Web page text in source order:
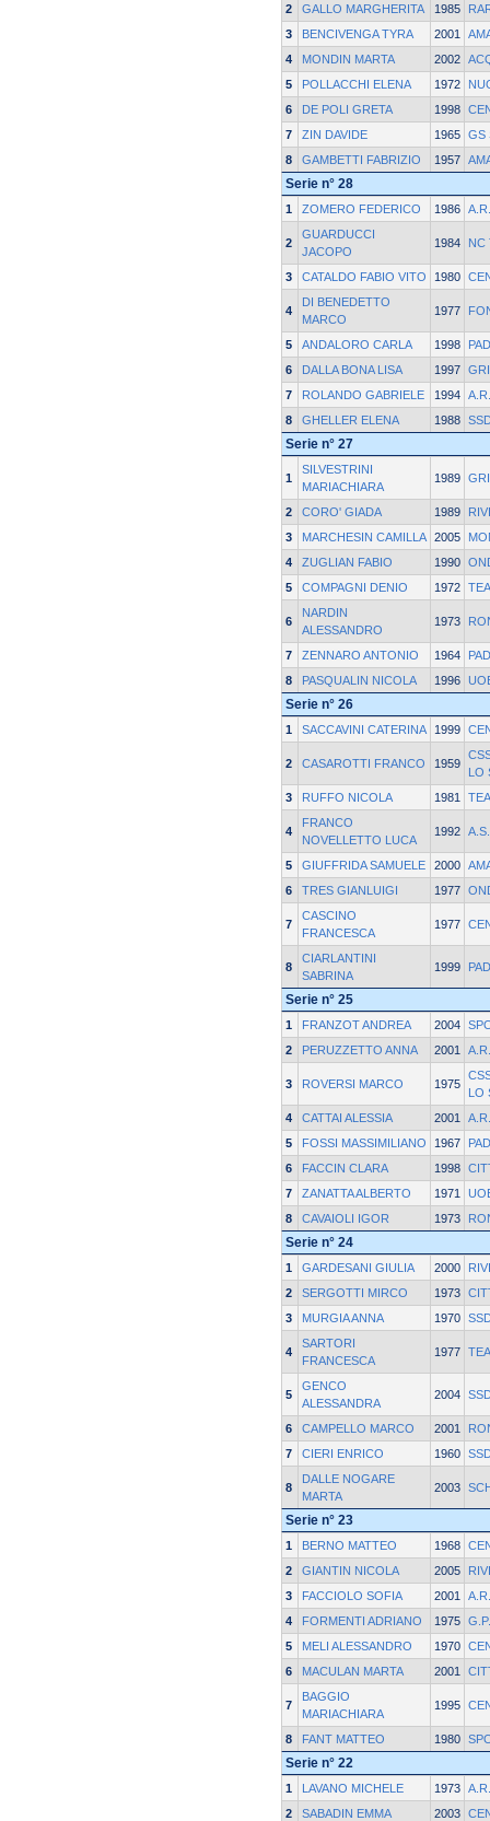
2 GALLO MARGHERITA 1985
3
BENCIVENGA TYRA 2001
4
MONDIN MARTA 2002
5
POLLACCHI ELENA 1972
6
DE POLI GRETA 1998
7
ZIN DAVIDE 1965 GS
8
GAMBETTI FABRIZIO 1957
Serie n° 28
1 ZOMERO FEDERICO 1986
2
GUARDUCCI
JACOPO
1984 NC
3 CATALDO FABIO VITO 1980
4
DI BENEDETTO
MARCO
1977
5 ANDALORO CARLA 1998
6
DALLA BONA LISA 1997
7
ROLANDO GABRIELE 1994
8
GHELLER ELENA 1988
Serie n° 27
1
SILVESTRINI
MARIACHIARA
1989
2 CORO' GIADA 1989
3
MARCHESIN CAMILLA 2005
4
ZUGLIAN FABIO 1990
5
COMPAGNI DENIO 1972
6
NARDIN
ALESSANDRO
1973
7 ZENNARO ANTONIO 1964
8
PASQUALIN NICOLA 1996
Serie n° 26
1 SACCAVINI CATERINA 1999
2 CASAROTTI FRANCO 1959
LO
3
RUFFO NICOLA 1981
4
FRANCO
NOVELLETTO LUCA
1992
5 GIUFFRIDA SAMUELE 2000
6
TRES GIANLUIGI 1977
7
CASCINO
FRANCESCA
1977
8
CIARLANTINI
SABRINA
1999
Serie n° 25
1 FRANZOT ANDREA 2004
2
PERUZZETTO ANNA 2001
3 ROVERSI MARCO 1975
LO
4
CATTAI ALESSIA 2001
5
FOSSI MASSIMILIANO 1967
6
FACCIN CLARA 1998
7
ZANATTA ALBERTO 1971
8
CAVAIOLI IGOR 1973
Serie n° 24
1 GARDESANI GIULIA 2000
2
SERGOTTI MIRCO 1973
3
MURGIA ANNA 1970
4
SARTORI
FRANCESCA
1977
5
GENCO
ALESSANDRA
2004
6 CAMPELLO MARCO 2001
7
CIERI ENRICO 1960
8
DALLE NOGARE
MARTA
2003
Serie n° 23
1 BERNO MATTEO 1968
2
GIANTIN NICOLA 2005
3
FACCIOLO SOFIA 2001
4
FORMENTI ADRIANO 1975
5
MELI ALESSANDRO 1970
6
MACULAN MARTA 2001
7
BAGGIO
MARIACHIARA
1995
8 FANT MATTEO 1980
Serie n° 22
1 LAVANO MICHELE 1973
2
SABADIN EMMA 2003